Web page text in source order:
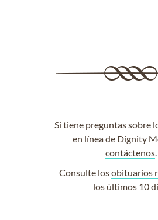
Si tiene preguntas sobre
en línea de Dignity
contáctenos.
Consulte losobituarios
los últimos 10